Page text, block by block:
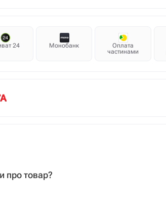
24 Монобанк
Оплата
частинами
про товар?